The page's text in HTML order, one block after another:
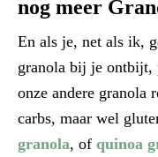
nog meer
En als je, net als ik,
granola bij je ontbijt,
onze andere granola
carbs, maar wel
granola, of quinoa